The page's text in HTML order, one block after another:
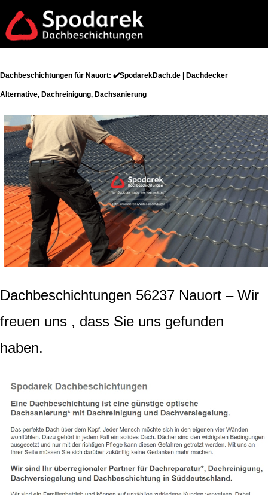
Dachbeschichtungen für Nauort: ✔️SpodarekDach.de | Dachdecker
Alternative, Dachreinigung, Dachsanierung
Dachbeschichtungen 56237 Nauort – Wir
freuen uns , dass Sie uns gefunden
haben.